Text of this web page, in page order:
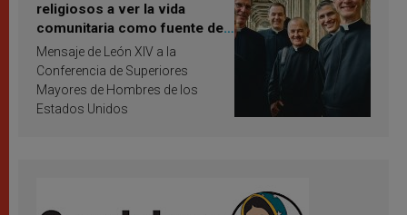
religiosos a ver la vida
comunitaria como fuente de
inspiración y santificación
Mensaje de León XIV a la
Conferencia de Superiores
Mayores de Hombres de los
Estados Unidos